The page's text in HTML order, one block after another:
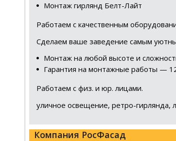
Монтаж гирлянд Белт-Лайт
Работаем с качественным
Сделаем ваше заведение самым
Монтаж на любой высоте и
Гарантия на монтажные работы —
Работаем с физ. и юр. лицами.
уличное освещение, ретро-
Компания РосФасад